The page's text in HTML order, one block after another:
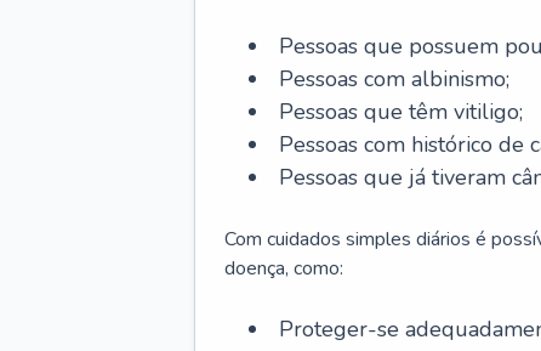
Pessoas que possuem
Pessoas com albinismo;
Pessoas que têm vitiligo;
Pessoas com histórico de
Pessoas que já tiveram
Com cuidados simples diários é
doença, como:
Proteger-se